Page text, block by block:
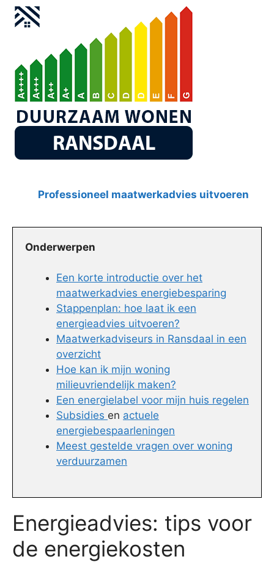
Professioneel maatwerkadvies uitvoeren
Onderwerpen
Een korte introductie over het
maatwerkadvies energiebesparing
Stappenplan: hoe laat ik een
energieadvies uitvoeren?
Maatwerkadviseurs in Ransdaal in een
overzicht
Hoe kan ik mijn woning
milieuvriendelijk maken?
Een energielabel voor mijn huis regelen
Subsidies en actuele
energiebespaarleningen
Meest gestelde vragen over woning
verduurzamen
Energieadvies: tips voor
de energiekosten